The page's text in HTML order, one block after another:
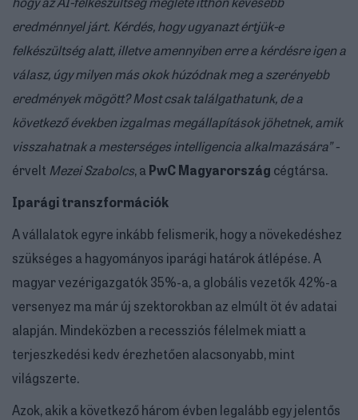
eredménnyel járt. Kérdés, hogy ugyanazt értjük-e
felkészültség alatt, illetve amennyiben erre a kérdésre igen a
válasz, úgy milyen más okok húzódnak meg a szerényebb
eredmények mögött? Most csak találgathatunk, de a
következő években izgalmas megállapítások jöhetnek, amik
visszahatnak a mesterséges intelligencia alkalmazására” -
érvelt Mezei Szabolcs, a PwC Magyarország cégtársa.
Iparági transzformációk
A vállalatok egyre inkább felismerik, hogy a növekedéshez
szükséges a hagyományos iparági határok átlépése. A
magyar vezérigazgatók 35%-a, a globális vezetők 42%-a
versenyez ma már új szektorokban az elmúlt öt év adatai
alapján. Mindeközben a recessziós félelmek miatt a
terjeszkedési kedv érezhetően alacsonyabb, mint
világszerte.
Azok, akik a következő három évben legalább egy jelentős